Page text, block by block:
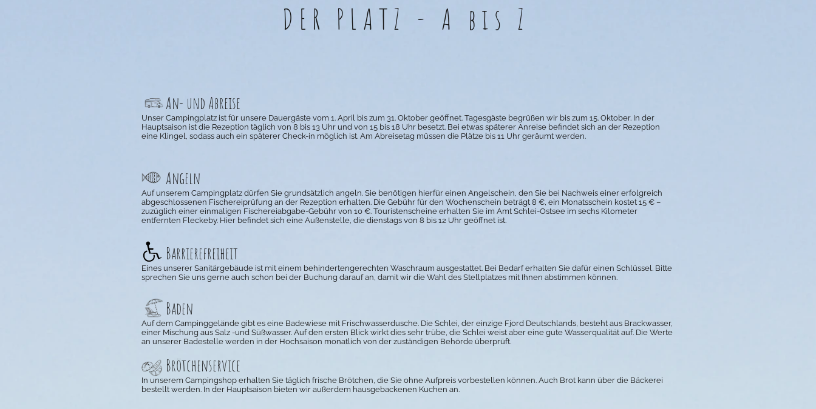
DER PLATZ - A bis Z
An- und Abreise
Unser Campingplatz ist für unsere Dauergäste vom 1. April bis zum 31. Oktober geöffnet. Tagesgäste begrüßen wir bis zum 15. Oktober. In der
Hauptsaison ist die Rezeption täglich von 8 bis 13 Uhr und von 15 bis 18 Uhr besetzt. Bei etwas späterer Anreise befindet sich an der Rezeption
eine Klingel, sodass auch ein späterer Check-in möglich ist. Am Abreisetag müssen die Plätze bis 11 Uhr geräumt werden.
Angeln
Auf unserem Campingplatz dürfen Sie grundsätzlich angeln. Sie benötigen hierfür einen Angelschein, den Sie bei Nachweis einer erfolgreich
abgeschlossenen Fischereiprüfung an der Rezeption erhalten. Die Gebühr für den Wochenschein beträgt 8 €, ein Monatsschein kostet 15 € –
zuzüglich einer einmaligen Fischereiabgabe-Gebühr von 10 €. Touristenscheine erhalten Sie im Amt Schlei-Ostsee im sechs Kilometer
entfernten Fleckeby. Hier befindet sich eine Außenstelle, die dienstags von 8 bis 12 Uhr geöffnet ist.
Barrierefreiheit
Eines unserer Sanitärgebäude ist mit einem behindertengerechten Waschraum ausgestattet. Bei Bedarf erhalten Sie dafür einen Schlüssel. Bitte
sprechen Sie uns gerne auch schon bei der Buchung darauf an, damit wir die Wahl des Stellplatzes mit Ihnen abstimmen können.
Baden
Auf dem Campinggelände gibt es eine Badewiese mit Frischwasserdusche. Die Schlei, der einzige Fjord Deutschlands, besteht aus Brackwasser,
einer Mischung aus Salz -und Süßwasser. Auf den ersten Blick wirkt dies sehr trübe, die Schlei weist aber eine gute Wasserqualität auf. Die Werte
an unserer Badestelle werden in der Hochsaison monatlich von der zuständigen Behörde überprüft.
Brötchenservice
In unserem Campingshop erhalten Sie täglich frische Brötchen, die Sie ohne Aufpreis vorbestellen können. Auch Brot kann über die Bäckerei
bestellt werden. In der Hauptsaison bieten wir außerdem hausgebackenen Kuchen an.